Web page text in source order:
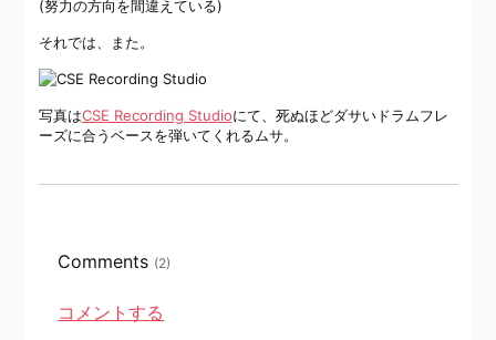
(努力の方向を間違えている)
それでは、また。
写真はCSE Recording Studioにて、死ぬほどダサいドラムフレ
ーズに合うベースを弾いてくれるムサ。
Comments (2)
コメントする